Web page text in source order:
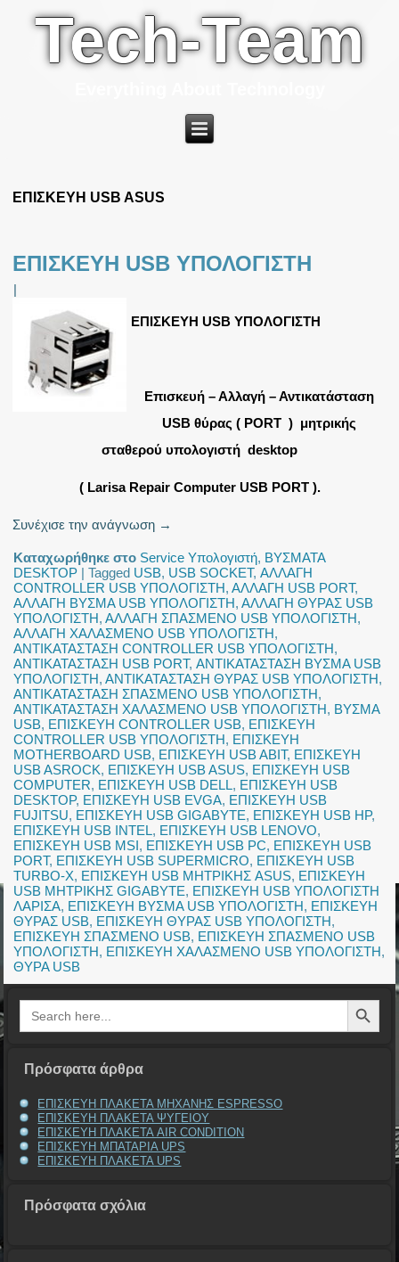
Tech-Team
ΕΠΙΣΚΕΥΗ USB ASUS
ΕΠΙΣΚΕΥΗ USB ΥΠΟΛΟΓΙΣΤΗ
|
ΕΠΙΣΚΕΥΗ USB ΥΠΟΛΟΓΙΣΤΗ
Επισκευή – Αλλαγή – Αντικατάσταση
USB θύρας ( PORT ) μητρικής
σταθερού υπολογιστή desktop
( Larisa Repair Computer USB PORT ).
Συνέχισε την ανάγνωση →
Καταχωρήθηκε στο Service Υπολογιστή, ΒΥΣΜΑΤΑ
DESKTOP |Tagged USB, USB SOCKET,ΑΛΛΑΓΗ
CONTROLLER USB ΥΠΟΛΟΓΙΣΤΗ,ΑΛΛΑΓΗ USB PORT,
ΑΛΛΑΓΗ ΒΥΣΜΑ USB ΥΠΟΛΟΓΙΣΤΗ,ΑΛΛΑΓΗ ΘΥΡΑΣ USB
ΥΠΟΛΟΓΙΣΤΗ,ΑΛΛΑΓΗ ΣΠΑΣΜΕΝΟ USB ΥΠΟΛΟΓΙΣΤΗ,
ΑΛΛΑΓΗ ΧΑΛΑΣΜΕΝΟ USB ΥΠΟΛΟΓΙΣΤΗ,
ΑΝΤΙΚΑΤΑΣΤΑΣΗ CONTROLLER USB ΥΠΟΛΟΓΙΣΤΗ,
ΑΝΤΙΚΑΤΑΣΤΑΣΗ USB PORT,ΑΝΤΙΚΑΤΑΣΤΑΣΗ ΒΥΣΜΑ USB
ΥΠΟΛΟΓΙΣΤΗ,ΑΝΤΙΚΑΤΑΣΤΑΣΗ ΘΥΡΑΣ USB ΥΠΟΛΟΓΙΣΤΗ,
ΑΝΤΙΚΑΤΑΣΤΑΣΗ ΣΠΑΣΜΕΝΟ USB ΥΠΟΛΟΓΙΣΤΗ,
ΑΝΤΙΚΑΤΑΣΤΑΣΗ ΧΑΛΑΣΜΕΝΟ USB ΥΠΟΛΟΓΙΣΤΗ, ΒΥΣΜΑ
USB, ΕΠΙΣΚΕΥΗ CONTROLLER USB, ΕΠΙΣΚΕΥΗ
CONTROLLER USB ΥΠΟΛΟΓΙΣΤΗ, ΕΠΙΣΚΕΥΗ
MOTHERBOARD USB, ΕΠΙΣΚΕΥΗ USB ABIT, ΕΠΙΣΚΕΥΗ
USB ASROCK, ΕΠΙΣΚΕΥΗ USB ASUS, ΕΠΙΣΚΕΥΗ USB
COMPUTER, ΕΠΙΣΚΕΥΗ USB DELL, ΕΠΙΣΚΕΥΗ USB
DESKTOP, ΕΠΙΣΚΕΥΗ USB EVGA, ΕΠΙΣΚΕΥΗ USB
FUJITSU, ΕΠΙΣΚΕΥΗ USB GIGABYTE, ΕΠΙΣΚΕΥΗ USB HP,
ΕΠΙΣΚΕΥΗ USB INTEL, ΕΠΙΣΚΕΥΗ USB LENOVO,
ΕΠΙΣΚΕΥΗ USB MSI, ΕΠΙΣΚΕΥΗ USB PC, ΕΠΙΣΚΕΥΗ USB
PORT, ΕΠΙΣΚΕΥΗ USB SUPERMICRO, ΕΠΙΣΚΕΥΗ USB
TURBO-X, ΕΠΙΣΚΕΥΗ USB ΜΗΤΡΙΚΗΣ ASUS, ΕΠΙΣΚΕΥΗ
USB ΜΗΤΡΙΚΗΣ GIGABYTE, ΕΠΙΣΚΕΥΗ USB ΥΠΟΛΟΓΙΣΤΗ
ΛΑΡΙΣΑ, ΕΠΙΣΚΕΥΗ ΒΥΣΜΑ USB ΥΠΟΛΟΓΙΣΤΗ, ΕΠΙΣΚΕΥΗ
ΘΥΡΑΣ USB, ΕΠΙΣΚΕΥΗ ΘΥΡΑΣ USB ΥΠΟΛΟΓΙΣΤΗ,
ΕΠΙΣΚΕΥΗ ΣΠΑΣΜΕΝΟ USB, ΕΠΙΣΚΕΥΗ ΣΠΑΣΜΕΝΟ USB
ΥΠΟΛΟΓΙΣΤΗ, ΕΠΙΣΚΕΥΗ ΧΑΛΑΣΜΕΝΟ USB ΥΠΟΛΟΓΙΣΤΗ,
ΘΥΡΑ USB
Search
for:
Search Button
Πρόσφατα άρθρα
ΕΠΙΣΚΕΥΗ ΠΛΑΚΕΤΑ ΜΗΧΑΝΗΣ ESPRESSO
ΕΠΙΣΚΕΥΗ ΠΛΑΚΕΤΑ ΨΥΓΕΙΟΥ
ΕΠΙΣΚΕΥΗ ΠΛΑΚΕΤΑ AIR CONDITION
ΕΠΙΣΚΕΥΗ ΜΠΑΤΑΡΙΑ UPS
ΕΠΙΣΚΕΥΗ ΠΛΑΚΕΤΑ UPS
Πρόσφατα σχόλια